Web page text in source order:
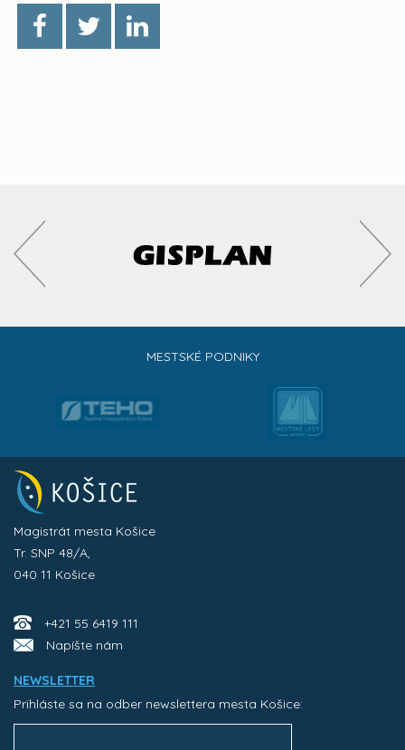
MESTSKÉ PODNIKY
Magistrát mesta Košice
Tr. SNP 48/A,
040 11 Košice
+421 55 6419 111
Napíšte nám
NEWSLETTER
Prihláste sa na odber newslettera mesta Košice: